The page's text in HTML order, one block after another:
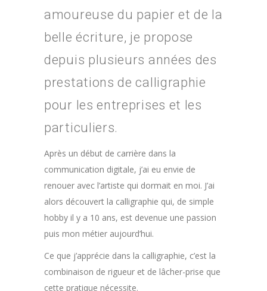
amoureuse du papier et de la
belle écriture, je propose
depuis plusieurs années des
prestations de calligraphie
pour les entreprises et les
particuliers.
Après un début de carrière dans la
communication digitale, j’ai eu envie de
renouer avec l’artiste qui dormait en moi. J’ai
alors découvert la calligraphie qui, de simple
hobby il y a 10 ans, est devenue une passion
puis mon métier aujourd’hui.
Ce que j’apprécie dans la calligraphie, c’est la
combinaison de rigueur et de lâcher-prise que
cette pratique nécessite.